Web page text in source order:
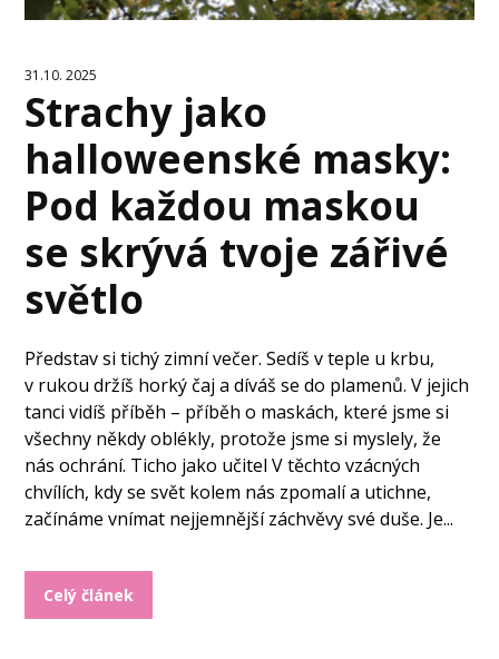
31.10. 2025
Strachy jako
halloweenské masky:
Pod každou maskou
se skrývá tvoje zářivé
světlo
Představ si tichý zimní večer. Sedíš v teple u krbu,
v rukou držíš horký čaj a díváš se do plamenů. V jejich
tanci vidíš příběh – příběh o maskách, které jsme si
všechny někdy oblékly, protože jsme si myslely, že
nás ochrání. Ticho jako učitel V těchto vzácných
chvílích, kdy se svět kolem nás zpomalí a utichne,
začínáme vnímat nejjemnější záchvěvy své duše. Je...
Celý článek